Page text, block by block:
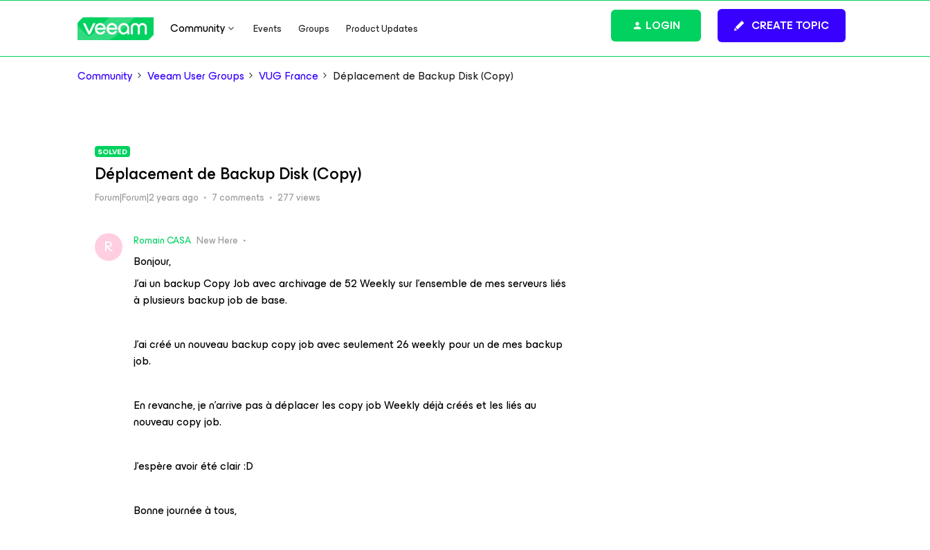
Community Events Groups Product Updates CREATE TOPIC
LOGIN
Community Veeam User Groups VUG France Déplacement de Backup Disk (Copy)
SOLVED
Déplacement de Backup Disk (Copy)
Forum|Forum|2 years ago 7 comments 277 views
R Romain CASA New Here
Bonjour,
J’ai un backup Copy Job avec archivage de 52 Weekly sur l’ensemble de mes serveurs liés
à plusieurs backup job de base.
J’ai créé un nouveau backup copy job avec seulement 26 weekly pour un de mes backup
job.
En revanche, je n’arrive pas à déplacer les copy job Weekly déjà créés et les liés au
nouveau copy job.
J’espère avoir été clair :D
Bonne journée à tous,